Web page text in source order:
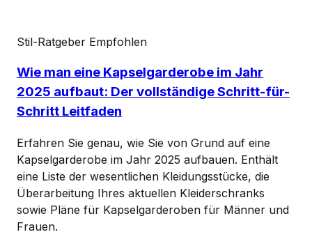
Stil-Ratgeber Empfohlen
Wie man eine Kapselgarderobe im Jahr
2025 aufbaut: Der vollständige Schritt-für-
Schritt Leitfaden
Erfahren Sie genau, wie Sie von Grund auf eine
Kapselgarderobe im Jahr 2025 aufbauen. Enthält
eine Liste der wesentlichen Kleidungsstücke, die
Überarbeitung Ihres aktuellen Kleiderschranks
sowie Pläne für Kapselgarderoben für Männer und
Frauen.